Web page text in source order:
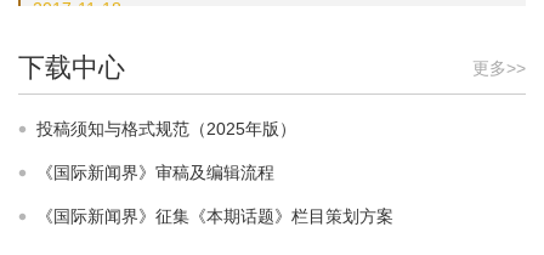
【重要提示】关于作者提交修改稿时的要求
2016-03-07
【重要提示】本刊研究论文的中文字数原则上不超过1.5
万字
下载中心 更多>>
投稿须知与格式规范（2025年版）
《国际新闻界》审稿及编辑流程
《国际新闻界》征集《本期话题》栏目策划方案